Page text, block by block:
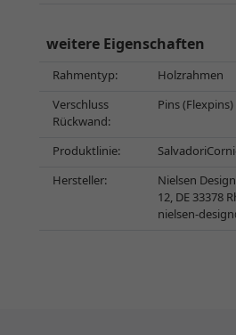
weitere Eigenschaften
Rahmentyp:
Holzrahmen
Verschluss
Rückwand:
Pins (Flexpins)
Produktlinie:
Hersteller:
Nielsen
12, DE 33378
nielsen-